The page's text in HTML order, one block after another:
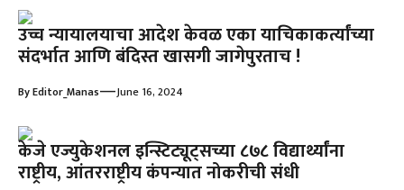
उच्च न्यायालयाचा आदेश केवळ एका याचिकाकर्त्यांच्या
संदर्भात आणि बंदिस्त खासगी जागेपुरताच !
ByEditor_Manas—June 16, 2024
केजे एज्युकेशनल इन्स्टिट्यूट्सच्या ८७८ विद्यार्थ्यांना
राष्ट्रीय, आंतरराष्ट्रीय कंपन्यात नोकरीची संधी